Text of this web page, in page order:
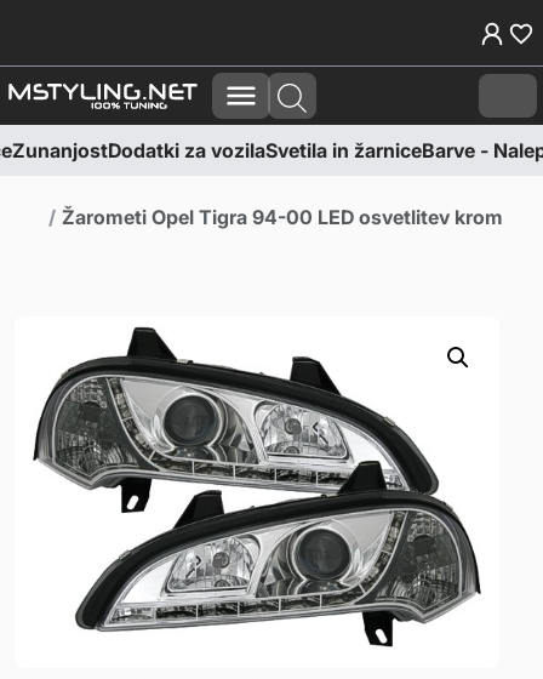
Cart
ZunanjostDodatki za vozilaSvetila in žarniceBarve -
Domov
Žarometi Opel Tigra 94-00 LED osvetlitev krom